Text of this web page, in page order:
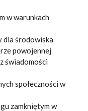
w warunkach
dla środowiska
powojennej
świadomości
społeczności w
zamkniętym w